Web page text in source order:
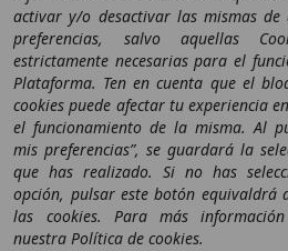
activar y/o desactivar las mismas de
preferencias, salvo aquellas
estrictamente necesarias para el
Plataforma. Ten en cuenta que el
cookies puede afectar tu experiencia
el funcionamiento de la misma. Al
mis preferencias”, se guardará la
que has realizado. Si no has
opción, pulsar este botón equivaldrá
las cookies. Para más
nuestra Política de cookies.